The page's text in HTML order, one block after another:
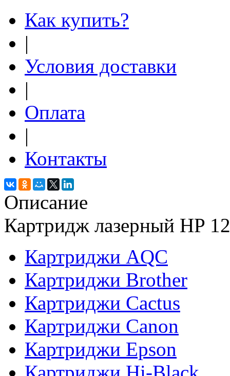
Как купить?
|
Условия доставки
|
Оплата
|
Контакты
Описание
Картридж лазерный HP
Картриджи AQC
Картриджи Brother
Картриджи Cactus
Картриджи Canon
Картриджи Epson